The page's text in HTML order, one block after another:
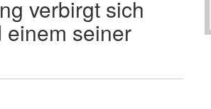
verbirgt sich
einem seiner